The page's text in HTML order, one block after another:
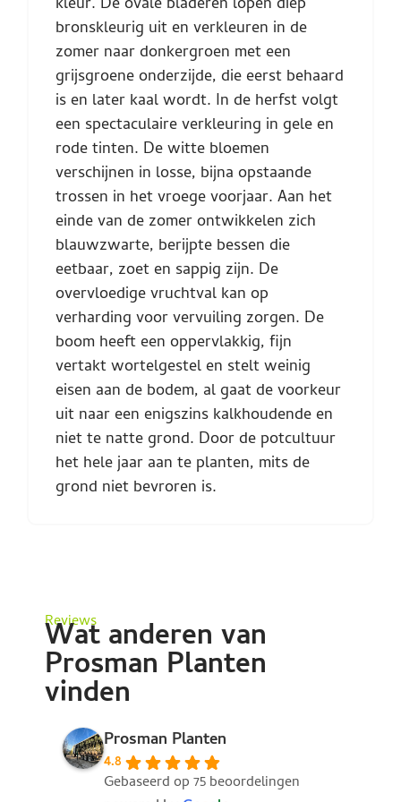
bronskleurig uit en verkleuren in de
zomer naar donkergroen met een
grijsgroene onderzijde, die eerst behaard
is en later kaal wordt. In de herfst volgt
een spectaculaire verkleuring in gele en
rode tinten. De witte bloemen
verschijnen in losse, bijna opstaande
trossen in het vroege voorjaar. Aan het
einde van de zomer ontwikkelen zich
blauwzwarte, berijpte bessen die
eetbaar, zoet en sappig zijn. De
overvloedige vruchtval kan op
verharding voor vervuiling zorgen. De
boom heeft een oppervlakkig, fijn
vertakt wortelgestel en stelt weinig
eisen aan de bodem, al gaat de voorkeur
uit naar een enigszins kalkhoudende en
niet te natte grond. Door de potcultuur
het hele jaar aan te planten, mits de
grond niet bevroren is.
Reviews
Wat anderen van
Prosman Planten
vinden
Prosman Planten
4.8
Gebaseerd op 75 beoordelingen